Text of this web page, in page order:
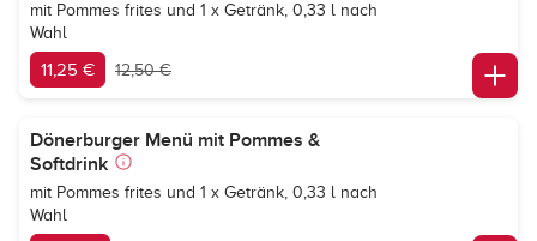
mit Pommes frites und 1 x Getränk, 0,33 l nach
Wahl
11,25 € 12,50 €
Dönerburger Menü mit Pommes &
Softdrink
mit Pommes frites und 1 x Getränk, 0,33 l nach
Wahl